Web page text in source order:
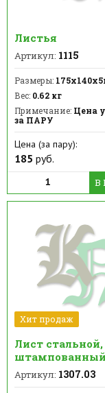
Листья
Артикул: 1115
Размеры:
Вес: 0.62 кг
Примечание: Цена
за ПАРУ
Цена (за пару):
185 руб.
В
Хит продаж
Лист стальной,
штампованный
Артикул: 1307.03